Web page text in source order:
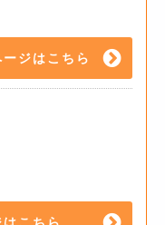
ジはこちら